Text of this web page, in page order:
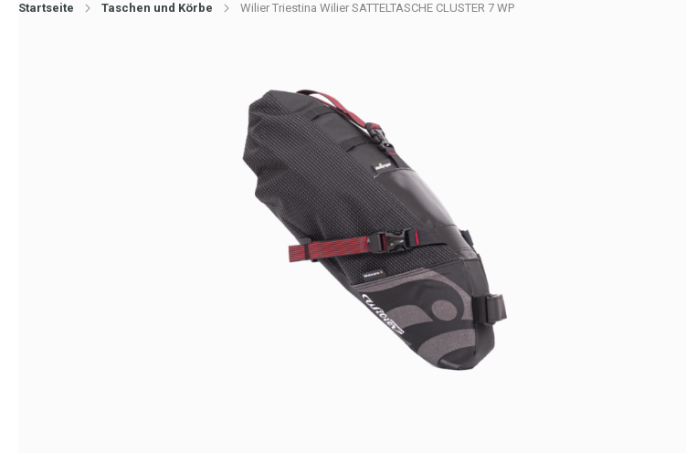
Startseite Taschen und Körbe Wilier Triestina Wilier SATTELTASCHE CLUSTER 7 WP